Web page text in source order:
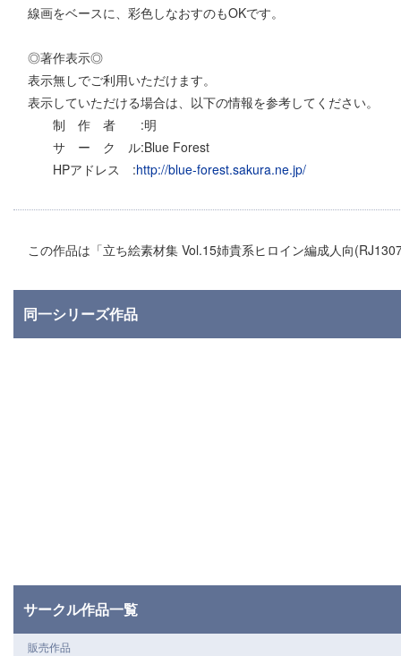
線画をベースに、彩色しなおすのもOKです。
◎著作表示◎
表示無しでご利用いただけます。
表示していただける場合は、以下の情報を参考してください。
制 作 者 :明
サ ー ク ル:Blue Forest
HPアドレス :http://blue-forest.sakura.ne.jp/
この作品は「立ち絵素材集 Vol.15姉貴系ヒロイン編成人向
同一シリーズ作品
サークル作品一覧
販売作品